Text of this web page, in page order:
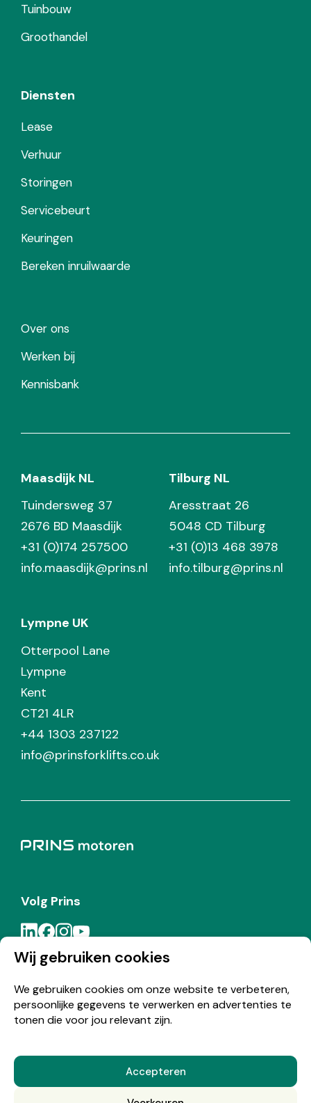
Wij gebruiken cookies
We gebruiken cookies om onze website te verbeteren,
persoonlijke gegevens te verwerken en advertenties te
tonen die voor jou relevant zijn.
Accepteren
Tuinbouw
Groothandel
Diensten
Lease
Verhuur
Storingen
Servicebeurt
Keuringen
Bereken inruilwaarde
Over ons
Werken bij
Kennisbank
Maasdijk NL
Tuindersweg 37
2676 BD Maasdijk
+31 (0)174 257500
info.maasdijk@prins.nl
Tilburg NL
Aresstraat 26
5048 CD Tilburg
+31 (0)13 468 3978
info.tilburg@prins.nl
Lympne UK
Otterpool Lane
Lympne
Kent
CT21 4LR
+44 1303 237122
info@prinsforklifts.co.uk
Volg Prins
Meld je aan voor de Prins nieuwsbrief
© Copyright 2026 Prins